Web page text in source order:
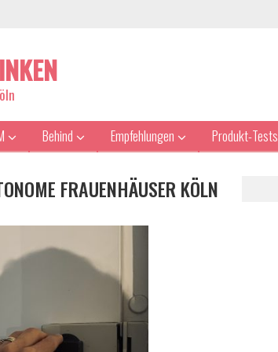
Behind Empfehlungen Produkt-Tests
FRAUENHÄUSER KÖLN